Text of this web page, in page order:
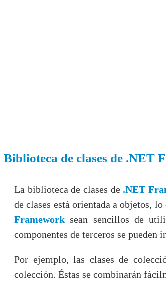
Biblioteca de clases de .NET
La biblioteca de clases de .NET
de clases está orientada a objetos,
Framework sean sencillos de
componentes de terceros se
Por ejemplo, las clases de
colección. Éstas se combinarán